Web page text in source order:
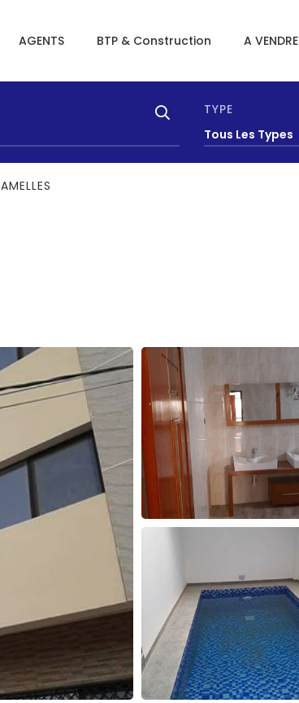
AGENTS BTP & Construction A VENDRE
TYPE
Tous Les Types